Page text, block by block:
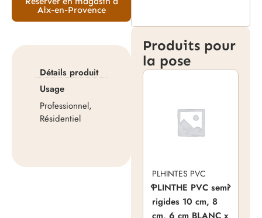
Produits pour
la pose
PLHINTES PVC
PLINTHE PVC semi
rigides 10 cm, 8
Aix-en-Provence
Détails produit
Usage
Professionnel,
Résidentiel